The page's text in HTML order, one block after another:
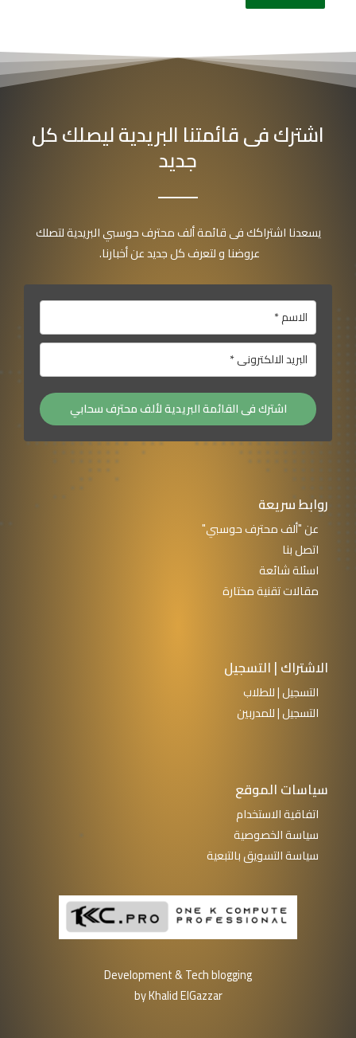
اشترك فى قائمتنا البريدية ليصلك كل
جديد
يسعدنا اشتراكك فى قائمة ألف محترف حوسبي البريدية لتصلك
عروضنا و لتعرف كل جديد عن أخبارنا.
اشترك فى القائمة البريدية لألف محترف سحابي
روابط سريعة
عن "ألف محترف حوسبي"
اتصل بنا
اسئلة شائعة
مقالات تقنية مختارة
الاشتراك | التسجيل
التسجيل | للطلاب
التسجيل | للمدربين
سياسات الموقع
اتفاقية الاستخدام
سياسة الخصوصية
سياسة التسويق بالتبعية
Development & Tech blogging
by Khalid ElGazzar